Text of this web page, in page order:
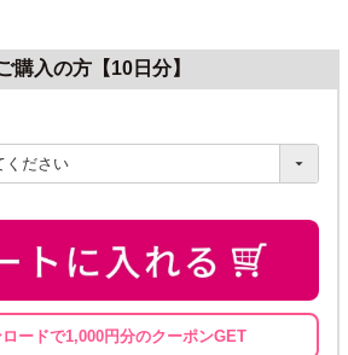
購入の方【10日分】
ードで1,000円分のクーポンGET